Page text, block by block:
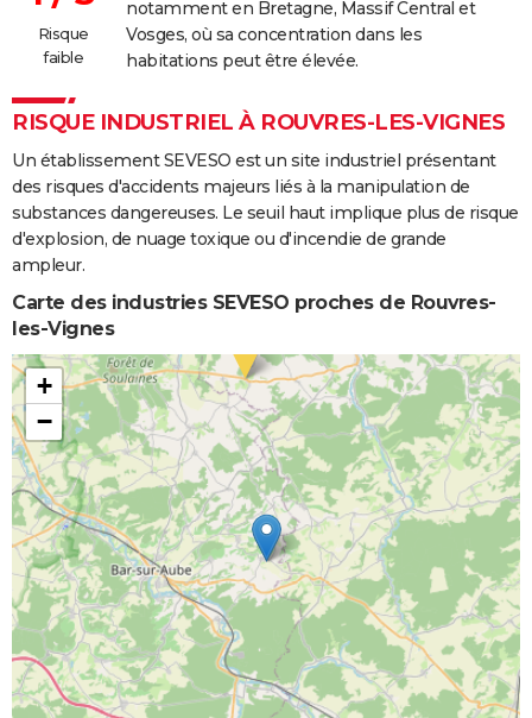
Risque
faible
notamment en Bretagne, Massif Central et
Vosges, où sa concentration dans les
habitations peut être élevée.
RISQUE INDUSTRIEL À ROUVRES-LES-VIGNES
Un établissement SEVESO est un site industriel présentant
des risques d'accidents majeurs liés à la manipulation de
substances dangereuses. Le seuil haut implique plus de risque
d'explosion, de nuage toxique ou d'incendie de grande
ampleur.
Carte des industries SEVESO proches de Rouvres-
les-Vignes
+
−